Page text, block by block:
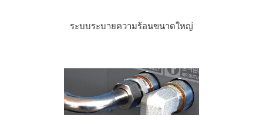
ระบบระบายความร้อนขนาดใหญ่